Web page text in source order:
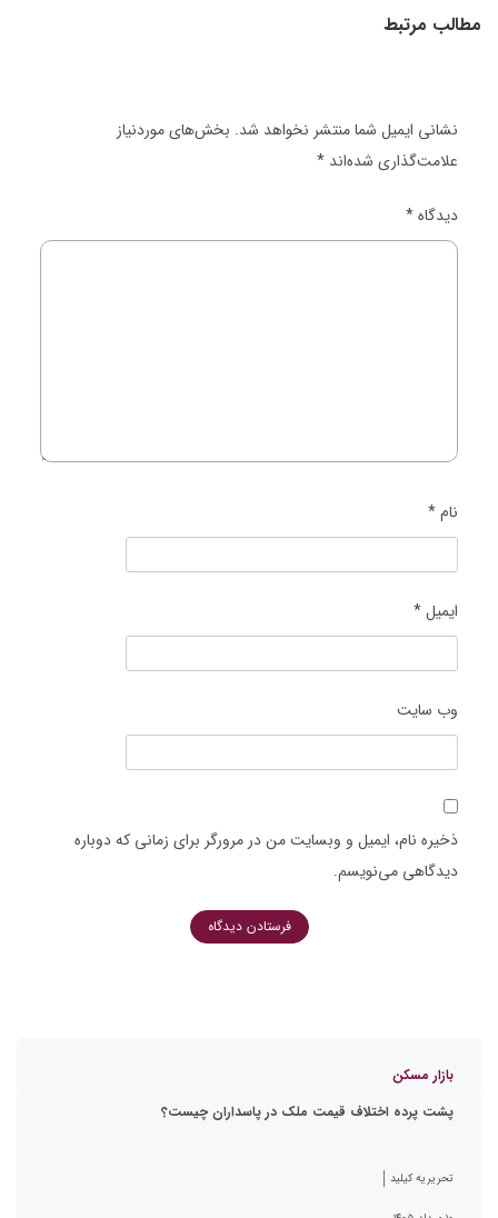
مطالب مرتبط
نشانی ایمیل شما منتشر نخواهد شد. بخش‌های موردنیاز
علامت‌گذاری شده‌اند *
دیدگاه*
نام*
ایمیل*
وب‌ سایت
ذخیره نام، ایمیل و وبسایت من در مرورگر برای زمانی که دوباره
دیدگاهی می‌نویسم.
بازار مسکن
پشت پرده اختلاف قیمت ملک در پاسداران چیست؟
تحریریه کیلید